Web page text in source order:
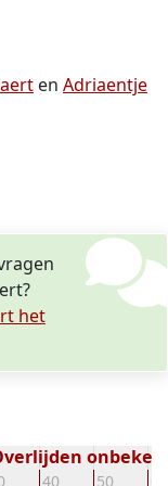
en Adriaentje
het
40 50